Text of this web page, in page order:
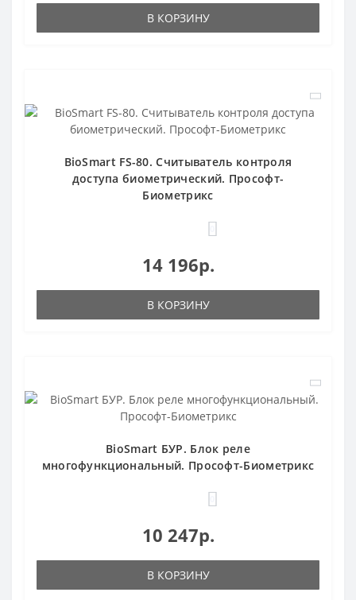
В КОРЗИНУ
BioSmart FS-80. Считыватель контроля
доступа биометрический. Прософт-
Биометрикс
14 196р.
В КОРЗИНУ
BioSmart БУР. Блок реле
многофункциональный. Прософт-Биометрикс
10 247р.
В КОРЗИНУ